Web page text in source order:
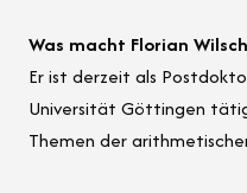
Was macht Florian
Er ist derzeit als
Universität Göttingen
Themen der